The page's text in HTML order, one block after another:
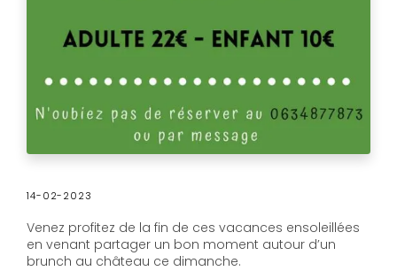
14-02-2023
Venez profitez de la fin de ces vacances ensoleillées
en venant partager un bon moment autour d’un
brunch au château ce dimanche.